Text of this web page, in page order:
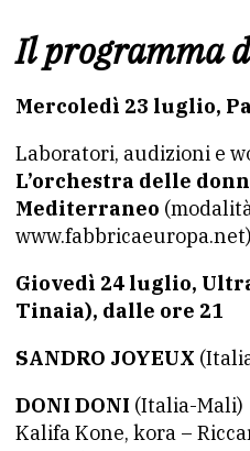
Il programma
Mercoledì 23 luglio,
Laboratori, audizioni e
L’orchestra delle
Mediterraneo
www.fabbricaeuropa.net)
Giovedì 24 luglio,
Tinaia), dalle ore 21
SANDRO JOYEUX
DONI DONI (Italia-Mali)
Kalifa Kone, kora –